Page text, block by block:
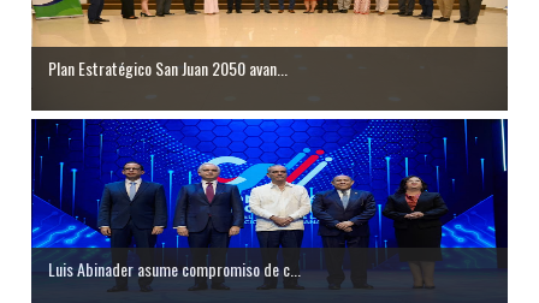
Plan Estratégico San Juan 2050 avan...
Luis Abinader asume compromiso de c...